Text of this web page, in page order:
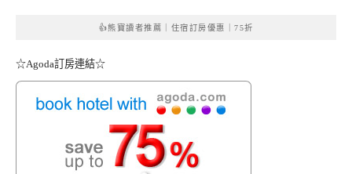
👍熊寶讀者推薦｜住宿訂房優惠｜75折
☆Agoda訂房連結☆